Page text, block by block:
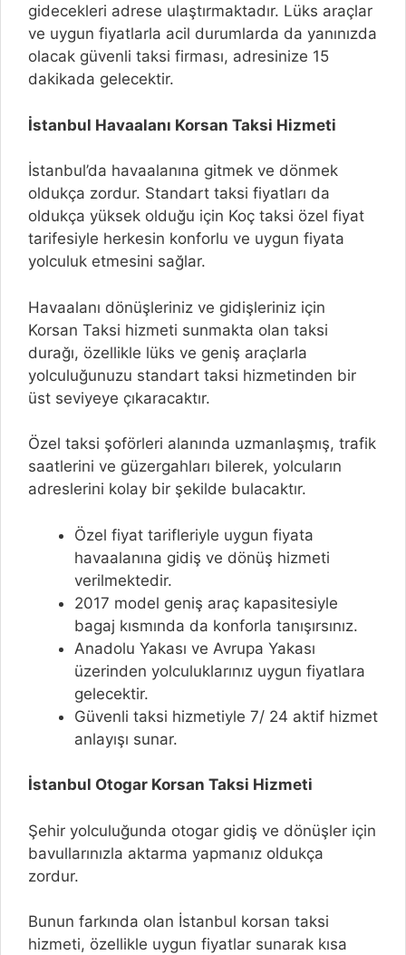
gidecekleri adrese ulaştırmaktadır. Lüks araçlar
ve uygun fiyatlarla acil durumlarda da yanınızda
olacak güvenli taksi firması, adresinize 15
dakikada gelecektir.
İstanbul Havaalanı Korsan Taksi Hizmeti
İstanbul’da havaalanına gitmek ve dönmek
oldukça zordur. Standart taksi fiyatları da
oldukça yüksek olduğu için Koç taksi özel fiyat
tarifesiyle herkesin konforlu ve uygun fiyata
yolculuk etmesini sağlar.
Havaalanı dönüşleriniz ve gidişleriniz için
Korsan Taksi hizmeti sunmakta olan taksi
durağı, özellikle lüks ve geniş araçlarla
yolculuğunuzu standart taksi hizmetinden bir
üst seviyeye çıkaracaktır.
Özel taksi şoförleri alanında uzmanlaşmış, trafik
saatlerini ve güzergahları bilerek, yolcuların
adreslerini kolay bir şekilde bulacaktır.
Özel fiyat tarifleriyle uygun fiyata
havaalanına gidiş ve dönüş hizmeti
verilmektedir.
2017 model geniş araç kapasitesiyle
bagaj kısmında da konforla tanışırsınız.
Anadolu Yakası ve Avrupa Yakası
üzerinden yolculuklarınız uygun fiyatlara
gelecektir.
Güvenli taksi hizmetiyle 7/ 24 aktif hizmet
anlayışı sunar.
İstanbul Otogar Korsan Taksi Hizmeti
Şehir yolculuğunda otogar gidiş ve dönüşler için
bavullarınızla aktarma yapmanız oldukça
zordur.
Bunun farkında olan İstanbul korsan taksi
hizmeti, özellikle uygun fiyatlar sunarak kısa